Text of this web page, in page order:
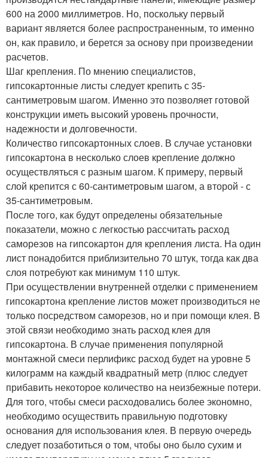
600 на 2000 миллиметров. Но, поскольку первый
вариант является более распространенным, то именно
он, как правило, и берется за основу при произведении
расчетов.
Шаг крепления. По мнению специалистов,
гипсокартонные листы следует крепить с 35-
сантиметровым шагом. Именно это позволяет готовой
конструкции иметь высокий уровень прочности,
надежности и долговечности.
Количество гипсокартонных слоев. В случае установки
гипсокартона в несколько слоев крепление должно
осуществляться с разным шагом. К примеру, первый
слой крепится с 60-сантиметровым шагом, а второй - с
35-сантиметровым.
После того, как будут определены обязательные
показатели, можно с легкостью рассчитать расход
саморезов на гипсокартон для крепления листа. На один
лист понадобится приблизительно 70 штук, тогда как два
слоя потребуют как минимум 110 штук.
При осуществлении внутренней отделки с применением
гипсокартона крепление листов может производиться не
только посредством саморезов, но и при помощи клея. В
этой связи необходимо знать расход клея для
гипсокартона. В случае применения популярной
монтажной смеси перлификс расход будет на уровне 5
килограмм на каждый квадратный метр (плюс следует
прибавить некоторое количество на неизбежные потери.
Для того, чтобы смеси расходовались более экономно,
необходимо осуществить правильную подготовку
основания для использования клея. В первую очередь
следует позаботиться о том, чтобы оно было сухим и